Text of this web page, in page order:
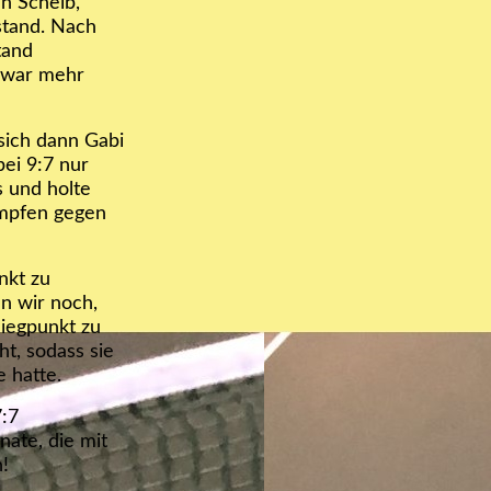
Nach
mehr
dann Gabi
9:7 nur
und holte
gegen
zu
wir noch,
zu
sodass sie
hatte.
die mit